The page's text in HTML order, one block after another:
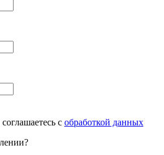
с обработкой данных